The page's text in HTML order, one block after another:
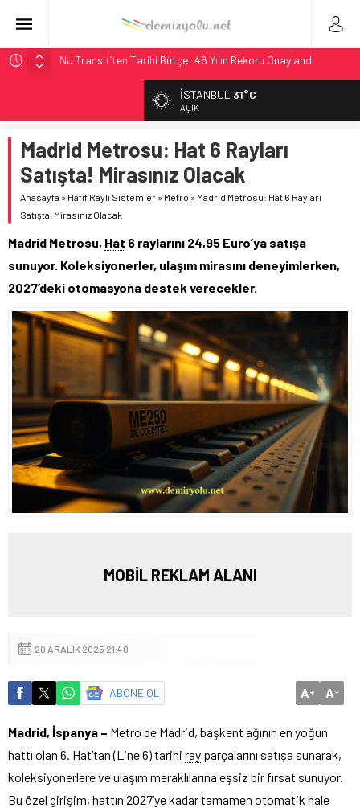
NJ Transit’ten Tarihi Bütçe: 46 Yılın Rekoru Onaylandı
Rocky Mountain, Güneş Enerjili Tesisten İlk Rayı Sevk Etti
AAR, MIT ve Berkeley Dahil 4 Üniversiteyle Araştırma
Konsorsiyumu Başlattı
Long Beach Limanı’na 58 Milyon Dolarlık Yeşil Yatırım Ödülü
Chicago’da Metra Polisi BVLOS Drone’larla Müdahale
Süresini Kısalttı
İSTANBUL 31°C
AÇIK
Madrid Metrosu: Hat 6 Rayları
Satışta! Mirasınız Olacak
Anasayfa » Hafif Raylı Sistemler » Metro » Madrid Metrosu: Hat 6 Rayları
Satışta! Mirasınız Olacak
Madrid Metrosu, Hat 6 raylarını 24,95 Euro’ya satışa
sunuyor. Koleksiyonerler, ulaşım mirasını deneyimlerken,
2027’deki otomasyona destek verecekler.
MOBİL REKLAM ALANI
20 ARALIK 2025 21:40
ABONE OL A+ A-
Madrid, İspanya – Metro de Madrid, başkent ağının en yoğun
hattı olan 6. Hat’tan (Line 6) tarihi ray parçalarını satışa sunarak,
koleksiyonerlere ve ulaşım meraklılarına eşsiz bir fırsat sunuyor.
Bu özel girişim, hattın 2027’ye kadar tamamen otomatik hale